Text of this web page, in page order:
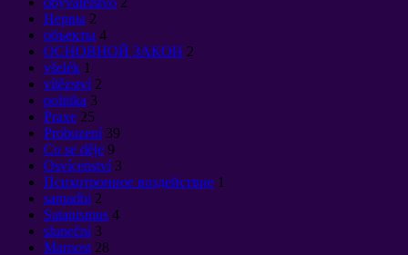
Нервы 2
объекты 4
ОСНОВНОЙ ЗАКОН 2
všelék 1
vítězství 2
politika 3
Praxe 25
Probuzení 39
Co se děje 9
Osvícenství 3
Психотронное воздействие 1
samadhi 2
Satanismus 4
sluneční 3
Marnost 28